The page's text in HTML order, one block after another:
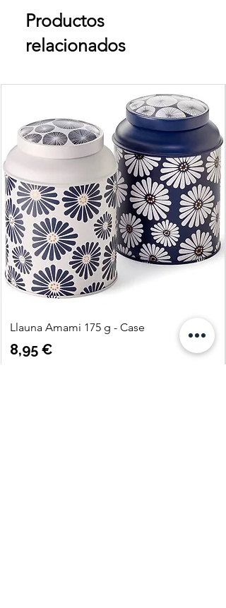
Productos
relacionados
Llauna Amami 175 g - Case
Precio
8,95 €